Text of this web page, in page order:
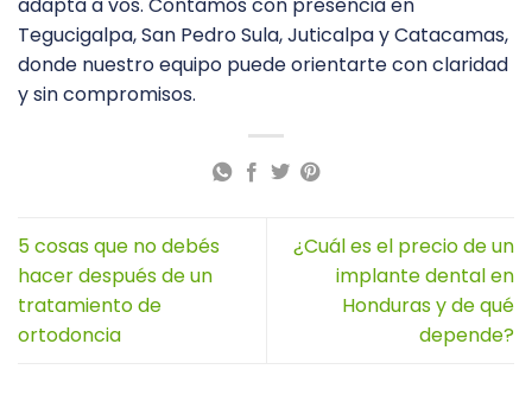
adapta a vos. Contamos con presencia en
Tegucigalpa, San Pedro Sula, Juticalpa y Catacamas,
donde nuestro equipo puede orientarte con claridad
y sin compromisos.
5 cosas que no debés
hacer después de un
tratamiento de
ortodoncia
¿Cuál es el precio de un
implante dental en
Honduras y de qué
depende?